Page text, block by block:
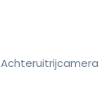
Achteruitrijcamera